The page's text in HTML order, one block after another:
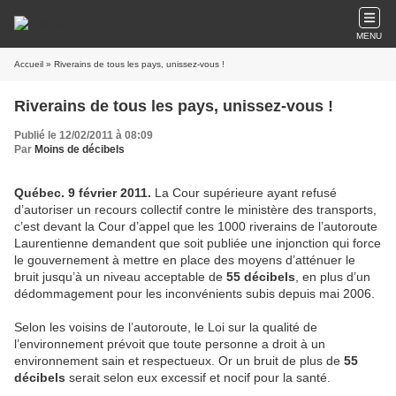
MENU
Accueil » Riverains de tous les pays, unissez-vous !
Riverains de tous les pays, unissez-vous !
Publié le 12/02/2011 à 08:09
Par Moins de décibels
Québec. 9 février 2011. La Cour supérieure ayant refusé
d’autoriser un recours collectif contre le ministère des transports,
c’est devant la Cour d’appel que les 1000 riverains de l’autoroute
Laurentienne demandent que soit publiée une injonction qui force
le gouvernement à mettre en place des moyens d’atténuer le
bruit jusqu’à un niveau acceptable de 55 décibels , en plus d’un
dédommagement pour les inconvénients subis depuis mai 2006.
Selon les voisins de l’autoroute, le Loi sur la qualité de
l’environnement prévoit que toute personne a droit à un
environnement sain et respectueux. Or un bruit de plus de 55
décibels serait selon eux excessif et nocif pour la santé.